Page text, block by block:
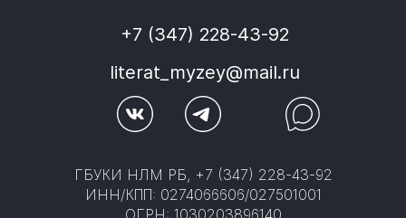
+7 (347) 228-43-92
literat_myzey@mail.ru
ГБУКИ НЛМ РБ, +7 (347) 228-43-92
ИНН/КПП: 0274066606/027501001